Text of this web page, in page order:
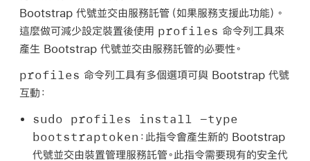
Bootstrap 代號並交由服務託管（如果服務支援此功能）。
這麼做可減少設定裝置後使用 profiles 命令列工具來
產生 Bootstrap 代號並交由服務託管的必要性。
profiles 命令列工具有多個選項可與 Bootstrap 代號
互動：
sudo profiles install -type
bootstraptoken ：此指令會產生新的 Bootstrap
代號並交由裝置管理服務託管。此指令需要現有的安全代